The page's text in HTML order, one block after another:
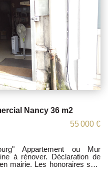
Nancy 36 m2
55 000 €
Appartement ou Mur
Déclaration de
mairie. Les honoraires sont